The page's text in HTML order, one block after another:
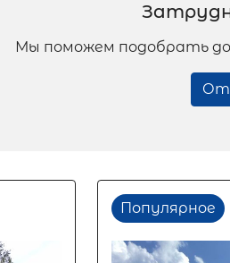
Мы поможем подобрать
Популярное